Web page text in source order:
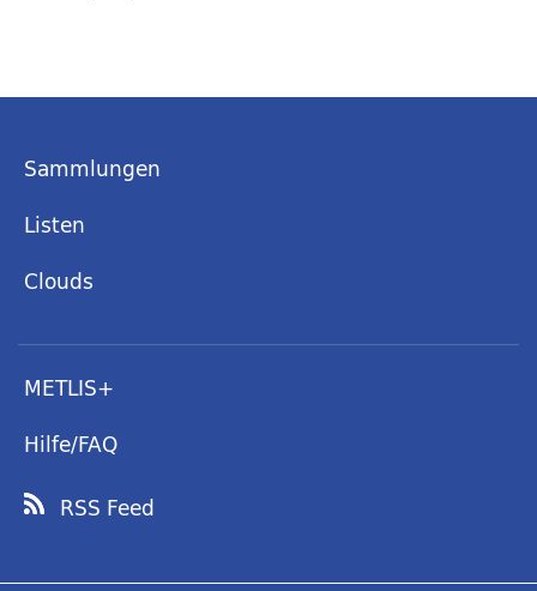
Sammlungen
Listen
Clouds
METLIS+
Hilfe/FAQ
RSS Feed